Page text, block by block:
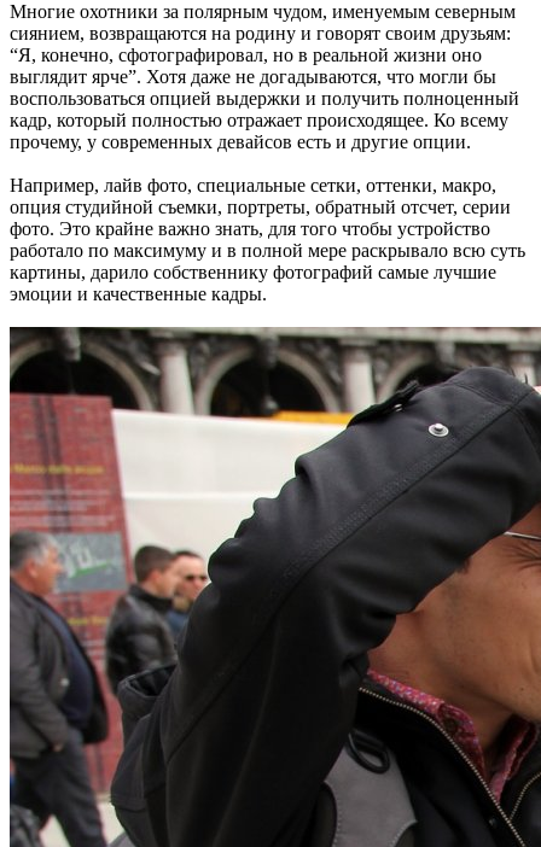
Многие охотники за полярным чудом, именуемым северным
сиянием, возвращаются на родину и говорят своим друзьям:
“Я, конечно, сфотографировал, но в реальной жизни оно
выглядит ярче”. Хотя даже не догадываются, что могли бы
воспользоваться опцией выдержки и получить полноценный
кадр, который полностью отражает происходящее. Ко всему
прочему, у современных девайсов есть и другие опции.
Например, лайв фото, специальные сетки, оттенки, макро,
опция студийной съемки, портреты, обратный отсчет, серии
фото. Это крайне важно знать, для того чтобы устройство
работало по максимуму и в полной мере раскрывало всю суть
картины, дарило собственнику фотографий самые лучшие
эмоции и качественные кадры.